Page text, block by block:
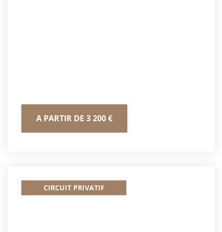
A PARTIR DE 3 200 €
CIRCUIT PRIVATIF